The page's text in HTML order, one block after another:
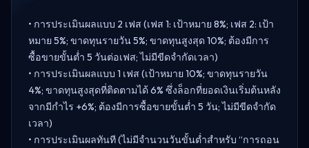
• การประเมินผลแบบ 2 เฟส (เฟส 1: เป้าหมาย 8%; เฟส 2: เป้า
หมาย 5%; ขาดทุนรายวัน 5%; ขาดทุนสูงสุด 10%; ต้องมีการ
ซื้อขายขั้นต่ำ 5 วันต่อเฟส; ไม่มีขีดจำกัดเวลา)
• การประเมินผลแบบ 1 เฟส (เป้าหมาย 10%; ขาดทุนรายวัน
4%; ขาดทุนสูงสุดที่ติดตามได้ 6% ซึ่งล็อกที่ยอดเงินเริ่มต้นหลัง
จากมีกำไร +6%; ต้องมีการซื้อขายขั้นต่ำ 5 วัน; ไม่มีขีดจำกัด
เวลา)
• การประเมินผลทันที (ไม่มีจำนวนวันขั้นต่ำสำหรับ “การถอน